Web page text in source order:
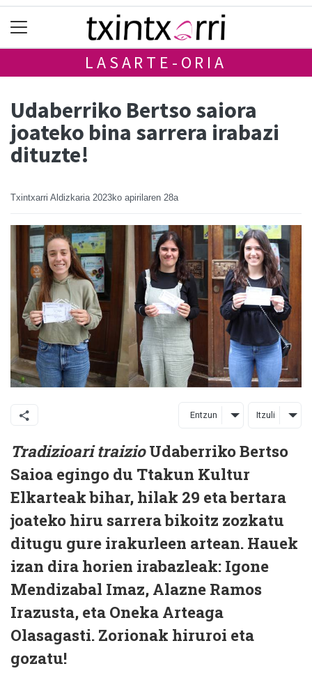
LASARTE-ORIA
Udaberriko Bertso saiora
joateko bina sarrera irabazi
dituzte!
Txintxarri Aldizkaria 2023ko apirilaren 28a
Entzun Itzuli
Tradizioari traizioUdaberriko Bertso
Saioa egingo du Ttakun Kultur
Elkarteak bihar, hilak 29 eta bertara
joateko hiru sarrera bikoitz zozkatu
ditugu gure irakurleen artean. Hauek
izan dira horien irabazleak: Igone
Mendizabal Imaz, Alazne Ramos
Irazusta, eta Oneka Arteaga
Olasagasti. Zorionak hiruroi eta
gozatu!